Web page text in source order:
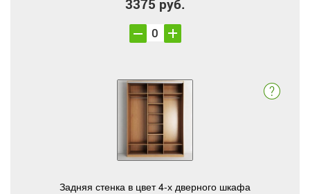
3375 руб.
Задняя стенка в цвет 4-х дверного шкафа